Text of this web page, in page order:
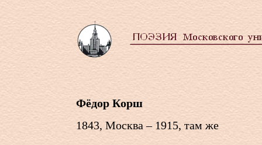
Фёдор Корш
1843, Москва – 1915, там же